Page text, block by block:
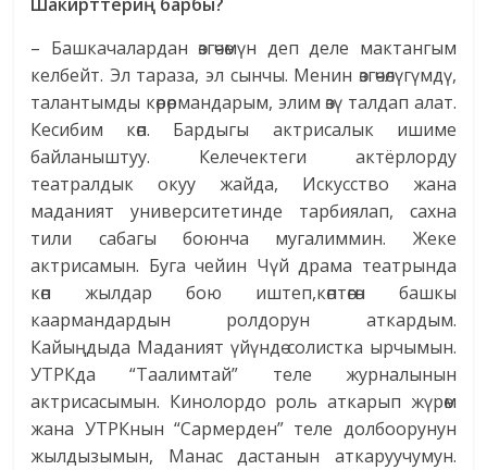
– Башкачалардан өзгөчөмүн деп деле мактангым
келбейт. Эл тараза, эл сынчы. Менин өзгөчөлүгүмдү,
талантымды көрөрмандарым, элим өзү талдап алат.
Кесибим көп. Бардыгы актрисалык ишиме
байланыштуу. Келечектеги актёрлорду
театралдык окуу жайда, Искусство жана
маданият университетинде тарбиялап, сахна
тили сабагы боюнча мугалиммин. Жеке
актрисамын. Буга чейин Чүй драма театрында
көп жылдар бою иштеп,көптөгөн башкы
каармандардын ролдорун аткардым.
Кайыңдыда Маданият үйүндө солистка ырчымын.
УТРКда “Таалимтай” теле журналынын
актрисасымын. Кинолордо роль аткарып жүрөм
жана УТРКнын “Сармерден” теле долбоорунун
жылдызымын, Манас дастанын аткаруучумун.